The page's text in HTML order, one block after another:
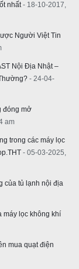
nhất - 18-10-2017,
Người Việt Tin
Nội Địa Nhật –
- 24-04-
đóng mở
am
trong các máy lọc
- 05-03-2025,
của tủ lạnh nội địa
máy lọc không khí
mua quạt điện